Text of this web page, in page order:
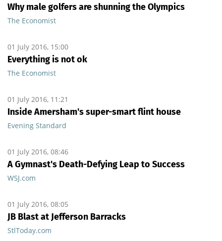
Why male golfers are shunning the Olympics
The Economist
01 July 2016, 15:00
Everything is not ok
The Economist
01 July 2016, 11:21
Inside Amersham's super-smart flint house
Evening Standard
01 July 2016, 08:46
A Gymnast's Death-Defying Leap to Success
WSJ.com
01 July 2016, 08:05
JB Blast at Jefferson Barracks
StlToday.com